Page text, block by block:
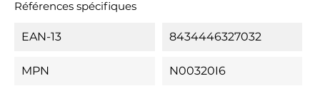
Références spécifiques
EAN-13 8434446327032
MPN N00320I6